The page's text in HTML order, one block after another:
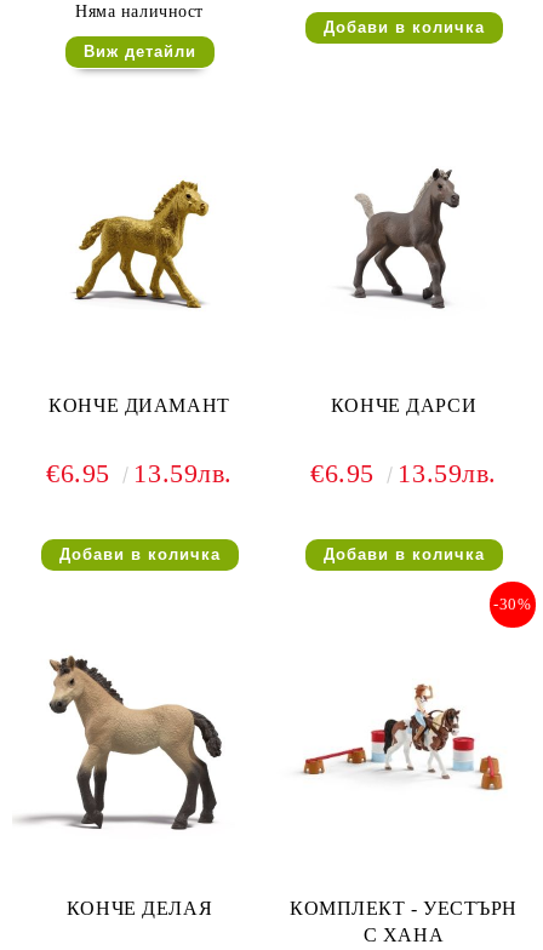
Няма наличност
Виж детайли
КОНЧЕ ДИАМАНТ
€6.95 13.59лв.
КОНЧЕ ДАРСИ
€6.95 13.59лв.
КОНЧЕ ДЕЛАЯ
КОМПЛЕКТ - УЕСТЪРН
С ХАНА
-30%